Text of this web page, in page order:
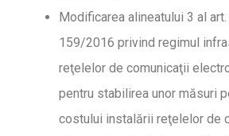
Modificarea alineatului 3 al
159/2016 privind regimul
reţelelor de comunicaţii
pentru stabilirea unor măsuri
costului instalării reţelelor de